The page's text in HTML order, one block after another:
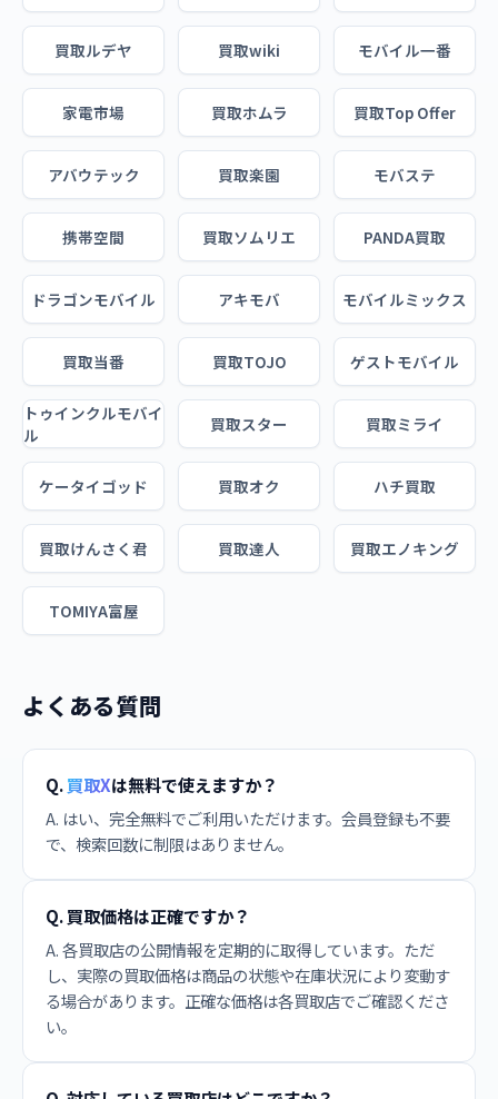
買取ルデヤ 買取wiki モバイル一番
家電市場 買取ホムラ 買取Top Offer
アバウテック 買取楽園 モバステ
携帯空間 買取ソムリエ PANDA買取
ドラゴンモバイル アキモバ モバイルミックス
買取当番 買取TOJO ゲストモバイル
トゥインクルモバイ
ル
買取スター 買取ミライ
ケータイゴッド 買取オク ハチ買取
買取けんさく君 買取達人 買取エノキング
TOMIYA富屋
よくある質問
Q.買取Xは無料で使えますか？
A. はい、完全無料でご利用いただけます。会員登録も不要
で、検索回数に制限はありません。
Q. 買取価格は正確ですか？
A. 各買取店の公開情報を定期的に取得しています。ただ
し、実際の買取価格は商品の状態や在庫状況により変動す
る場合があります。正確な価格は各買取店でご確認くださ
い。